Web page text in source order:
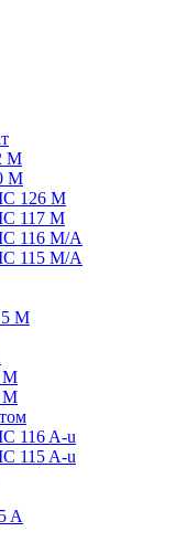
M
M
126 M
117 M
116 M/A
115 M/A
M
M
M
116 A-u
115 A-u
A